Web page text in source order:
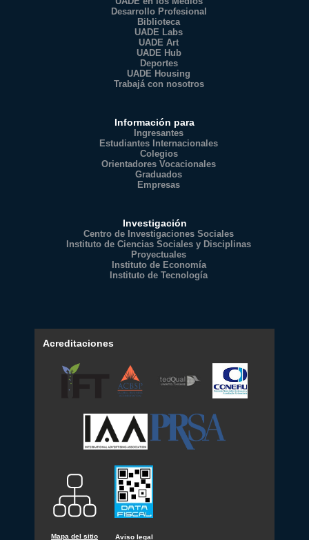
Desarrollo Profesional
Biblioteca
UADE Labs
UADE Art
UADE Hub
Deportes
UADE Housing
Trabajá con nosotros
Información para
Ingresantes
Estudiantes Internacionales
Colegios
Orientadores Vocacionales
Graduados
Empresas
Investigación
Centro de Investigaciones Sociales
Instituto de Ciencias Sociales y Disciplinas
Proyectuales
Instituto de Economía
Instituto de Tecnología
Acreditaciones
Mapa del sitio Aviso legal